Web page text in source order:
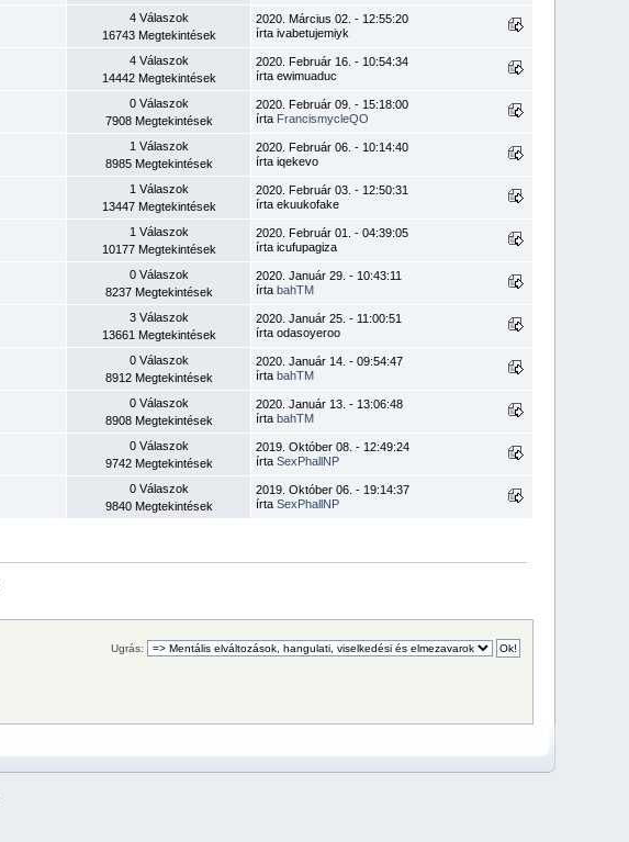
4 Válaszok
16743 Megtekintések
2020. Március 02. - 12:55:20
írta ivabetujemiyk
4 Válaszok
14442 Megtekintések
2020. Február 16. - 10:54:34
írta ewimuaduc
0 Válaszok
7908 Megtekintések
2020. Február 09. - 15:18:00
írta FrancismycleQO
1 Válaszok
8985 Megtekintések
2020. Február 06. - 10:14:40
írta iqekevo
1 Válaszok
13447 Megtekintések
2020. Február 03. - 12:50:31
írta ekuukofake
1 Válaszok
10177 Megtekintések
2020. Február 01. - 04:39:05
írta icufupagiza
0 Válaszok
8237 Megtekintések
2020. Január 29. - 10:43:11
írtabahTM
3 Válaszok
13661 Megtekintések
2020. Január 25. - 11:00:51
írta odasoyeroo
0 Válaszok
8912 Megtekintések
2020. Január 14. - 09:54:47
írtabahTM
0 Válaszok
8908 Megtekintések
2020. Január 13. - 13:06:48
írtabahTM
0 Válaszok
9742 Megtekintések
2019. Október 08. - 12:49:24
írtaSexPhallNP
0 Válaszok
9840 Megtekintések
2019. Október 06. - 19:14:37
írtaSexPhallNP
Ugrás: